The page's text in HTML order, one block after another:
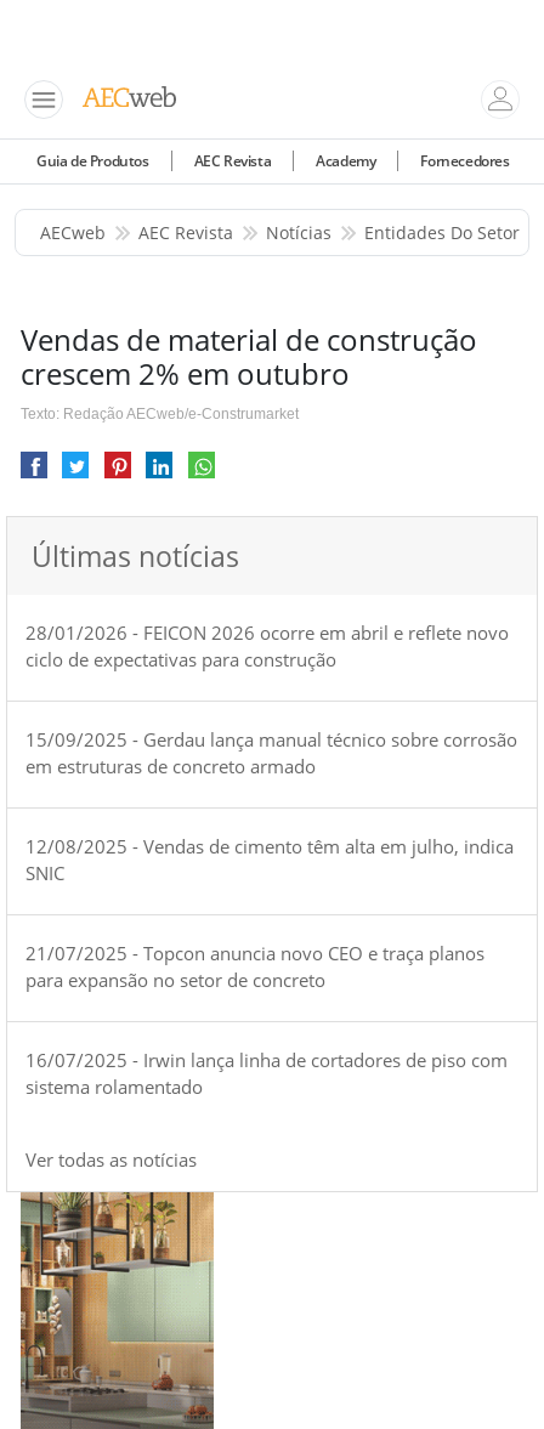
Guia de Produtos AEC Revista Academy Fornecedores
AECweb AEC Revista Notícias Entidades Do Setor
Vendas de material de construção
crescem 2% em outubro
Texto: Redação AECweb/e-Construmarket
Últimas notícias
28/01/2026 - FEICON 2026 ocorre em abril e reflete novo
ciclo de expectativas para construção
15/09/2025 - Gerdau lança manual técnico sobre corrosão
em estruturas de concreto armado
12/08/2025 - Vendas de cimento têm alta em julho, indica
SNIC
21/07/2025 - Topcon anuncia novo CEO e traça planos
para expansão no setor de concreto
16/07/2025 - Irwin lança linha de cortadores de piso com
sistema rolamentado
Ver todas as notícias